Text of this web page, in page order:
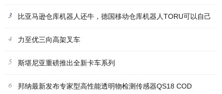
3 比亚马逊仓库机器人还牛，德国移动仓库机器人TORU可以自己
挑选
4 力至优三向高架叉车
5 斯堪尼亚重磅推出全新卡车系列
6 邦纳最新发布专家型高性能透明物检测传感器QS18 COD